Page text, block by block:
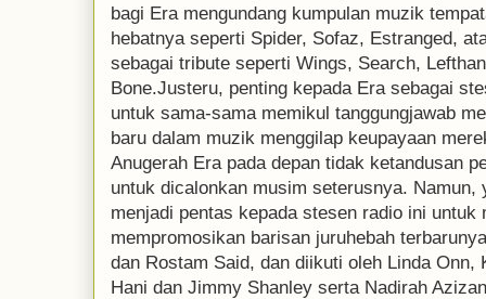
bagi Era mengundang kumpulan muzik
hebatnya seperti Spider, Sofaz, Estranged,
sebagai tribute seperti Wings, Search,
Bone.Justeru, penting kepada Era sebagai
untuk sama-sama memikul tanggungjawab
baru dalam muzik menggilap keupayaan
Anugerah Era pada depan tidak ketandusan
untuk dicalonkan musim seterusnya. Namun,
menjadi pentas kepada stesen radio ini untuk
mempromosikan barisan juruhebah
dan Rostam Said, dan diikuti oleh Linda Onn,
Hani dan Jimmy Shanley serta Nadirah